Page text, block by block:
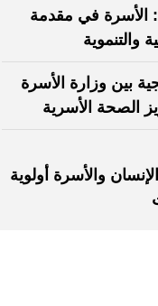
الأسرة في مقدمة
والتنموية
بين وزارة الأسرة
الصحة الأسرية
والأسرة أولوية